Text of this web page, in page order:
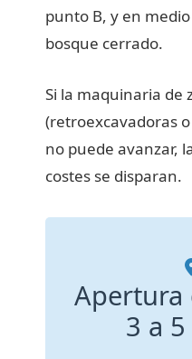
punto B, y en
bosque cerrado.
Si la maquinaria de
(retroexcavadoras
no puede avanzar,
costes se disparan.
Apertura
3 a